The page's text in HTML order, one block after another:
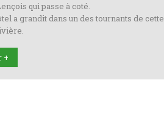
qui passe à coté.
a grandit dans un des tournants de cette
+